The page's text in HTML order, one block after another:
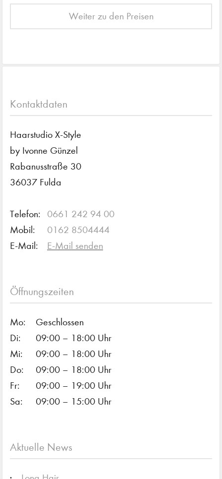
Weiter zu den Preisen
Kontaktdaten
Haarstudio X-Style
by Ivonne Günzel
Rabanusstraße 30
36037 Fulda
Telefon:
0661 242 94 00
Mobil:
0162 8504444
E-Mail:
E-Mail senden
Öffnungszeiten
Mo:
Geschlossen
Di:
09:00 – 18:00 Uhr
Mi:
09:00 – 18:00 Uhr
Do:
09:00 – 18:00 Uhr
Fr:
09:00 – 19:00 Uhr
Sa:
09:00 – 15:00 Uhr
Aktuelle News